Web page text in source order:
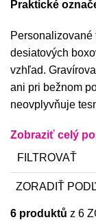
Výbava na
Praktické
desiatových
vzhľad.
ani pri bežnom
neovplyvňuje
Zobraziť celý
FILTROVAŤ
ZORADIŤ
6 produktů z 6